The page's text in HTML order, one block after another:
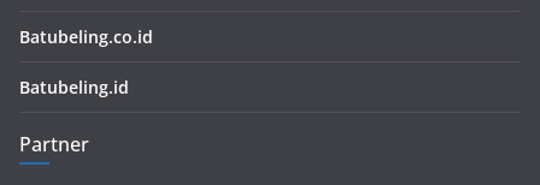
Batubeling.co.id
Batubeling.id
Partner